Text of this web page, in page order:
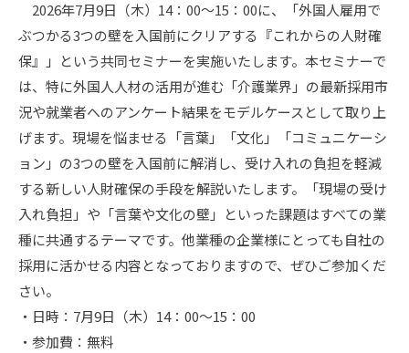
2026年7月9日（木）14：00～15：00に、「外国人雇用で
ぶつかる3つの壁を入国前にクリアする『これからの人財確
保』」という共同セミナーを実施いたします。本セミナーで
は、特に外国人人材の活用が進む「介護業界」の最新採用市
況や就業者へのアンケート結果をモデルケースとして取り上
げます。現場を悩ませる「言葉」「文化」「コミュニケーシ
ョン」の3つの壁を入国前に解消し、受け入れの負担を軽減
する新しい人財確保の手段を解説いたします。「現場の受け
入れ負担」や「言葉や文化の壁」といった課題はすべての業
種に共通するテーマです。他業種の企業様にとっても自社の
採用に活かせる内容となっておりますので、ぜひご参加くだ
さい。
・日時：7月9日（木）14：00～15：00
・参加費：無料